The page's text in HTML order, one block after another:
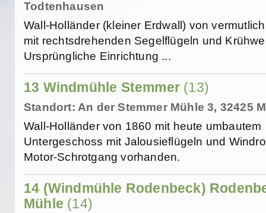
Todtenhausen
Wall-Holländer (kleiner Erdwall) von
mit rechtsdrehenden Segelflügeln und
Ursprüngliche Einrichtung ...
13 Windmühle Stemmer (13)
Standort: An der Stemmer Mühle 3, 32425
Wall-Holländer von 1860 mit heute umbautem
Untergeschoss mit Jalousieflügeln und
Motor-Schrotgang vorhanden.
14 (Windmühle Rodenbeck)
Mühle (14)